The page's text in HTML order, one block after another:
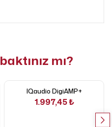
mı?
IQaudio DigiAMP+
1.997,45 ₺